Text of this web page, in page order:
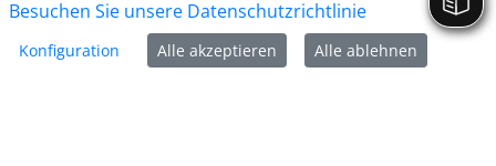
post@stadt-unna.de
Besuchen Sie unsere Datenschutzrichtlinie
Konfiguration Alle akzeptieren Alle ablehnen